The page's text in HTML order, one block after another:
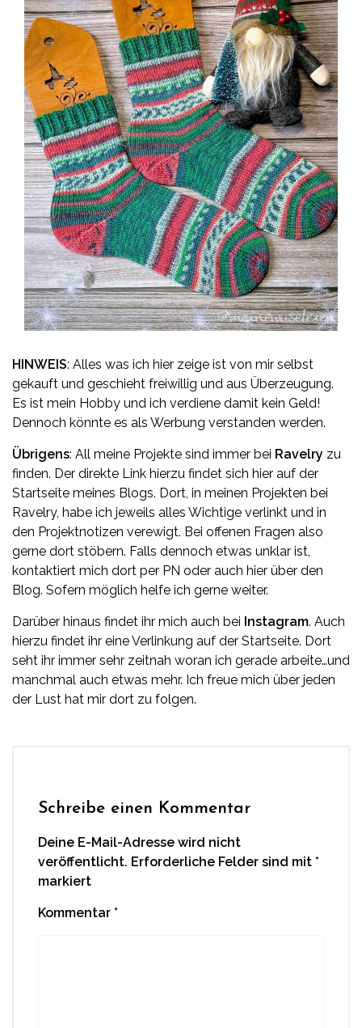
HINWEIS: Alles was ich hier zeige ist von mir selbst
gekauft und geschieht freiwillig und aus Überzeugung.
Es ist mein Hobby und ich verdiene damit kein Geld!
Dennoch könnte es als Werbung verstanden werden.
Übrigens: All meine Projekte sind immer bei Ravelry zu
finden. Der direkte Link hierzu findet sich hier auf der
Startseite meines Blogs. Dort, in meinen Projekten bei
Ravelry, habe ich jeweils alles Wichtige verlinkt und in
den Projektnotizen verewigt. Bei offenen Fragen also
gerne dort stöbern. Falls dennoch etwas unklar ist,
kontaktiert mich dort per PN oder auch hier über den
Blog. Sofern möglich helfe ich gerne weiter.
Darüber hinaus findet ihr mich auch bei Instagram. Auch
hierzu findet ihr eine Verlinkung auf der Startseite. Dort
seht ihr immer sehr zeitnah woran ich gerade arbeite…und
manchmal auch etwas mehr. Ich freue mich über jeden
der Lust hat mir dort zu folgen.
Schreibe einen Kommentar
Deine E-Mail-Adresse wird nicht
veröffentlicht. Erforderliche Felder sind mit *
markiert
Kommentar *